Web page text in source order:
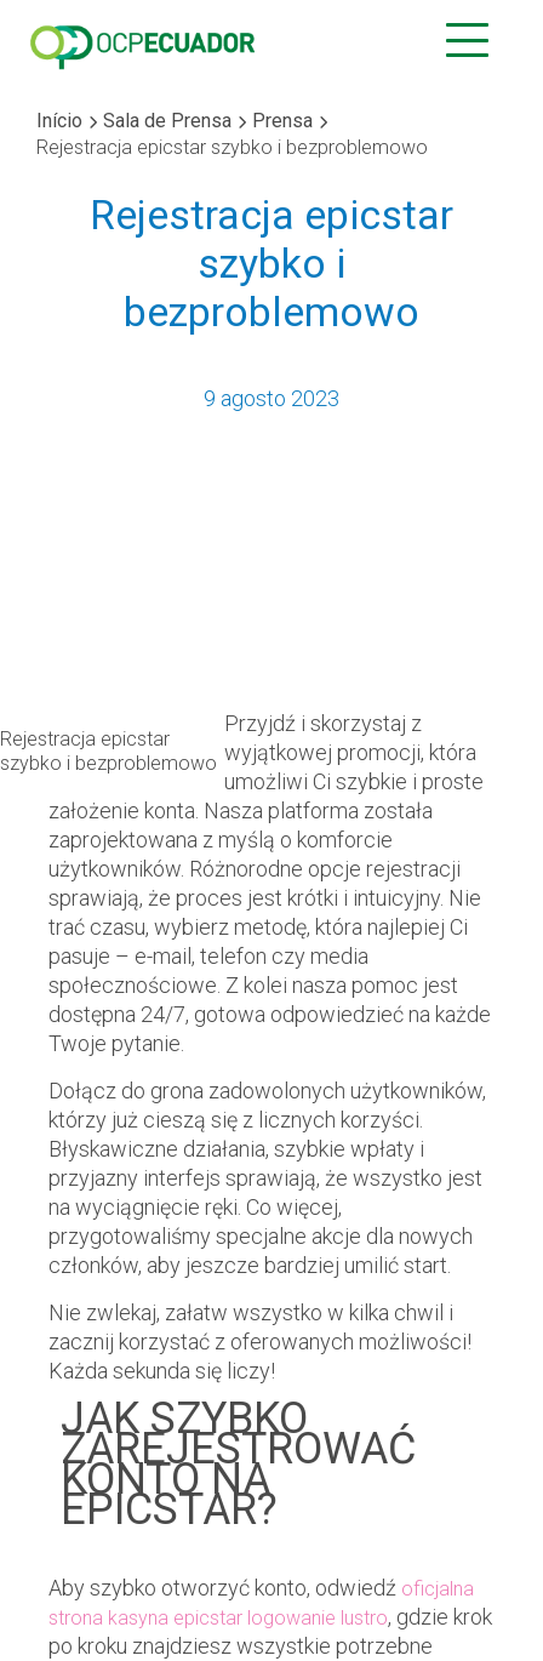
Início Sala de Prensa
Prensa
Rejestracja epicstar szybko i bezproblemowo
Rejestracja epicstar
szybko i
bezproblemowo
9 agosto 2023
Rejestracja epicstar
szybko i bezproblemowo
Przyjdź i skorzystaj z
wyjątkowej promocji, która
umożliwi Ci szybkie i proste
założenie konta. Nasza platforma została
zaprojektowana z myślą o komforcie
użytkowników. Różnorodne opcje rejestracji
sprawiają, że proces jest krótki i intuicyjny. Nie
trać czasu, wybierz metodę, która najlepiej Ci
pasuje – e-mail, telefon czy media
społecznościowe. Z kolei nasza pomoc jest
dostępna 24/7, gotowa odpowiedzieć na każde
Twoje pytanie.
Dołącz do grona zadowolonych użytkowników,
którzy już cieszą się z licznych korzyści.
Błyskawiczne działania, szybkie wpłaty i
przyjazny interfejs sprawiają, że wszystko jest
na wyciągnięcie ręki. Co więcej,
przygotowaliśmy specjalne akcje dla nowych
członków, aby jeszcze bardziej umilić start.
Nie zwlekaj, załatw wszystko w kilka chwil i
zacznij korzystać z oferowanych możliwości!
Każda sekunda się liczy!
JAK SZYBKO
ZAREJESTROWAĆ
KONTO NA
EPICSTAR?
Aby szybko otworzyć konto, odwiedź oficjalna
strona kasyna epicstar logowanie lustro, gdzie krok
po kroku znajdziesz wszystkie potrzebne